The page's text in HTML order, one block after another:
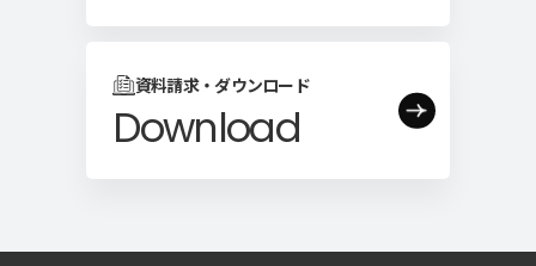
資料請求・ダウンロード
Download